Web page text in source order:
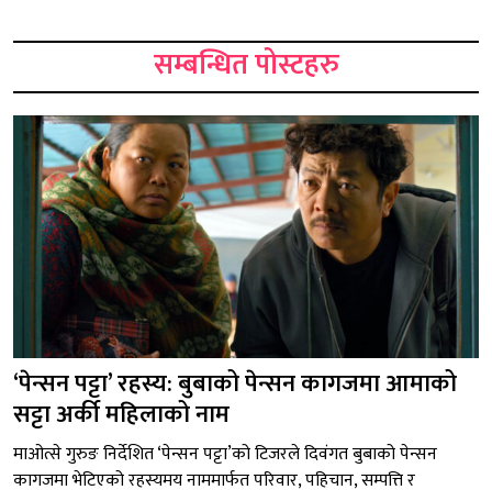
सम्बन्धित पोस्टहरु
‘पेन्सन पट्टा’ रहस्य: बुबाको पेन्सन कागजमा आमाको
सट्टा अर्की महिलाको नाम
माओत्से गुरुङ निर्देशित ‘पेन्सन पट्टा’को टिजरले दिवंगत बुबाको पेन्सन
कागजमा भेटिएको रहस्यमय नाममार्फत परिवार, पहिचान, सम्पत्ति र